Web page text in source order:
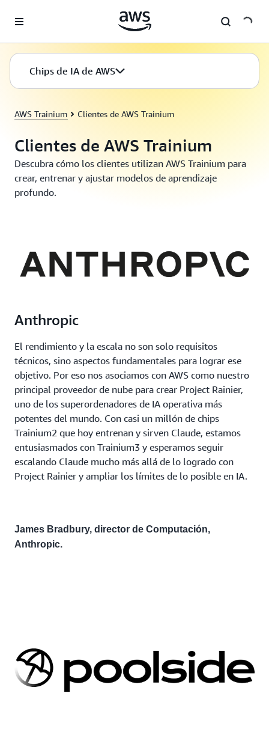
Chips de IA de AWS
AWS Trainium Clientes de AWS Trainium
Clientes de AWS Trainium
Descubra cómo los clientes utilizan AWS Trainium para
crear, entrenar y ajustar modelos de aprendizaje
profundo.
Anthropic
El rendimiento y la escala no son solo requisitos
técnicos, sino aspectos fundamentales para lograr ese
objetivo. Por eso nos asociamos con AWS como nuestro
principal proveedor de nube para crear Project Rainier,
uno de los superordenadores de IA operativa más
potentes del mundo. Con casi un millón de chips
Trainium2 que hoy entrenan y sirven Claude, estamos
entusiasmados con Trainium3 y esperamos seguir
escalando Claude mucho más allá de lo logrado con
Project Rainier y ampliar los límites de lo posible en IA.
James Bradbury, director de Computación,
Anthropic.